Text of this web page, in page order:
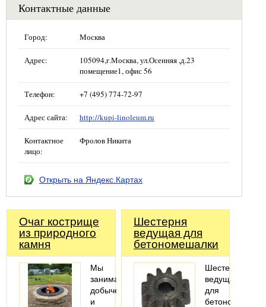
Контактные данные
Город: Москва
Адрес:
105094,г.Москва, ул.Осенняя ,д.23
помещение1, офис 56
Телефон: +7 (495) 774-72-97
Адрес сайта: http://kupi-linoleum.ru
Контактное
лицо:
Фролов Никита
Открыть на Яндекс.Картах
Очаг кострище
из природного
камня
Мы
занимаемся
добычей
и
Шестерня
ведущая для
бетономешалки
Шестерня
ведущая
для